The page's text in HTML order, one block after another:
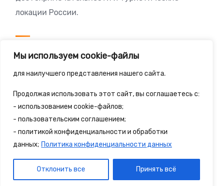
Мы используем cookie-файлы
для наилучшего представления нашего сайта.
Продолжая использовать этот сайт, вы соглашаетесь с:
- использованием cookie-файлов;
- пользовательским соглашением;
- политикой конфиденциальности и обработки
данных; Политика конфиденциальности данных
Отклонить все Принять всё
локации России.
© 2025 - 2spalnika.ru Все права защищены.
Правила сайта